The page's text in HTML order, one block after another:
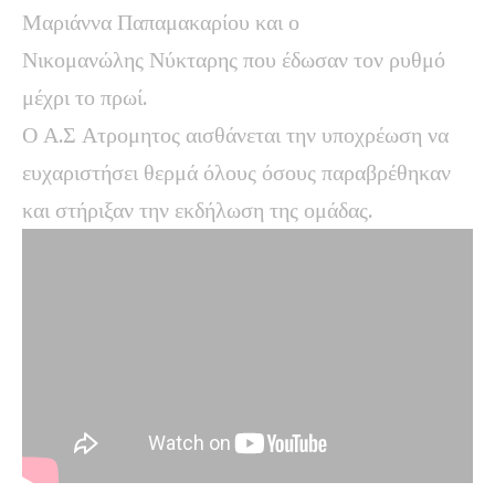
Μαριάννα Παπαμακαρίου και ο
Νικομανώλης Νύκταρης που έδωσαν τον ρυθμό
μέχρι το πρωί.
Ο Α.Σ Ατρομητος αισθάνεται την υποχρέωση να
ευχαριστήσει θερμά όλους όσους παραβρέθηκαν
και στήριξαν την εκδήλωση της ομάδας.